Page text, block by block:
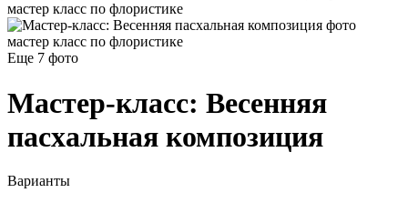
Еще 7 фото
Мастер-класс: Весенняя
пасхальная композиция
Варианты